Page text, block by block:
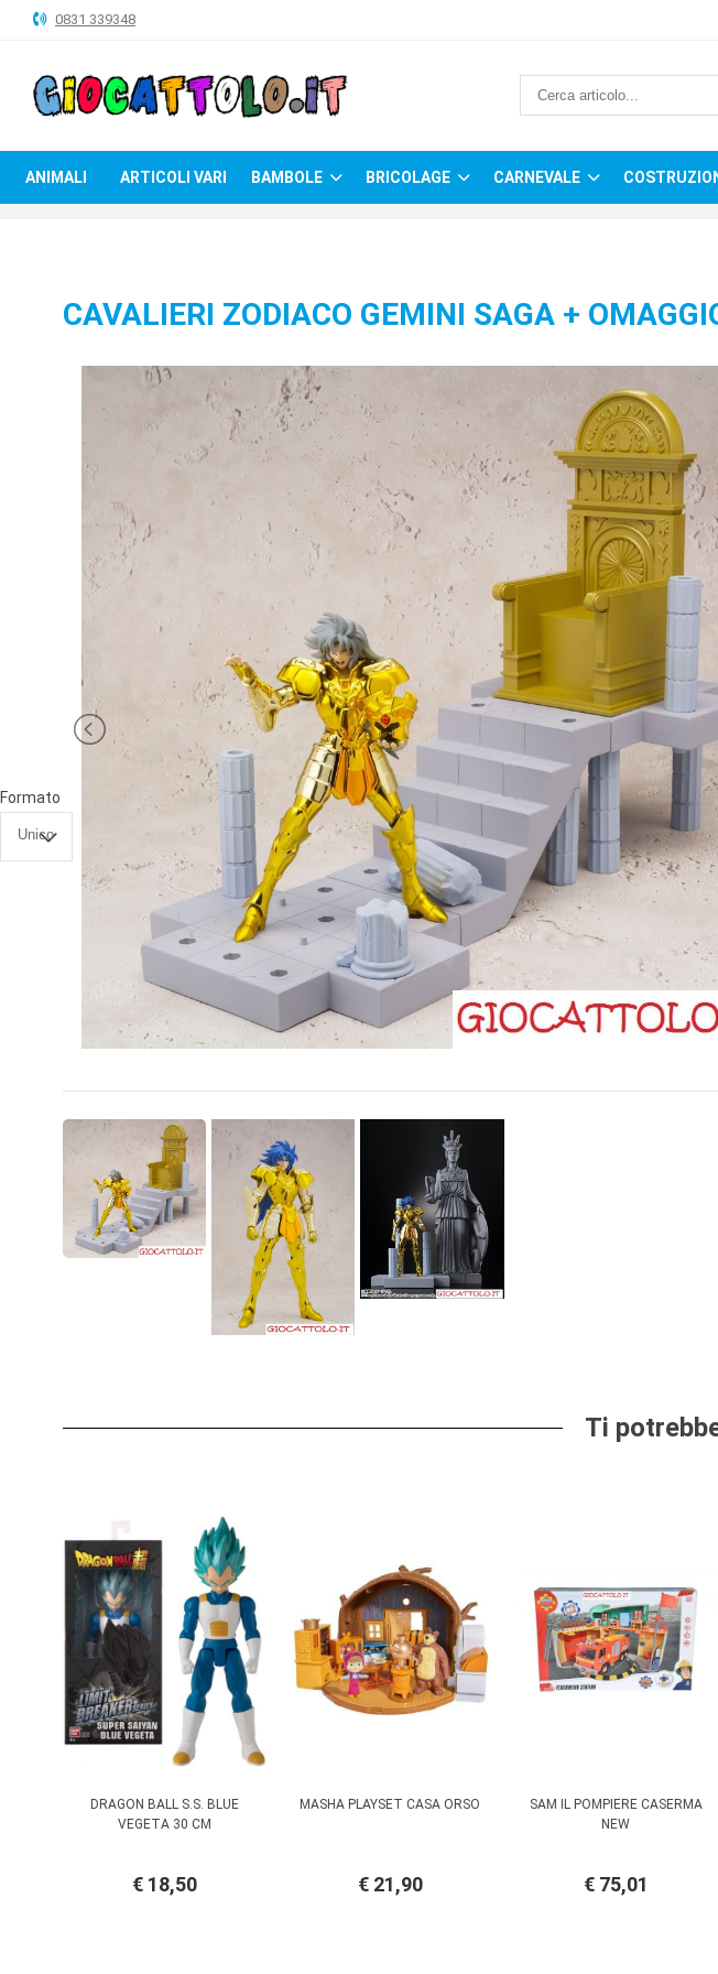
ANIMALI
BAMBOLE
SYLVANIAN
VALIGERIA-
BORSETTE
0831 339348
ANIMALI ARTICOLI VARI BAMBOLE BRICOLAGE CARNEVALE
CAVALIERI ZODIACO GEMINI SAGA +
Formato
Ti
DRAGON BALL S.S. BLUE
VEGETA 30 CM
€ 18,50
MASHA PLAYSET CASA ORSO
€ 21,90
SAM IL POMPIERE CASERMA
NEW
€ 75,01